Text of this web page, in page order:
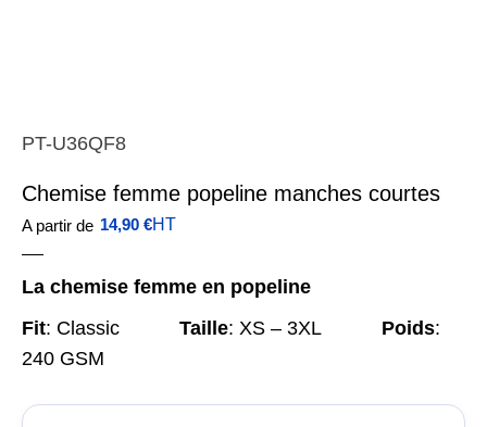
PT-U36QF8
Chemise femme popeline manches courtes
A partir de 14,90 €HT
La chemise femme en popeline
Fit: Classic Taille: XS – 3XL Poids:
240 GSM